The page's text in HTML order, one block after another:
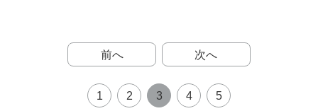
前へ 次へ
1 2 3 4 5